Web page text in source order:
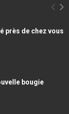
près de chez vous
bougie